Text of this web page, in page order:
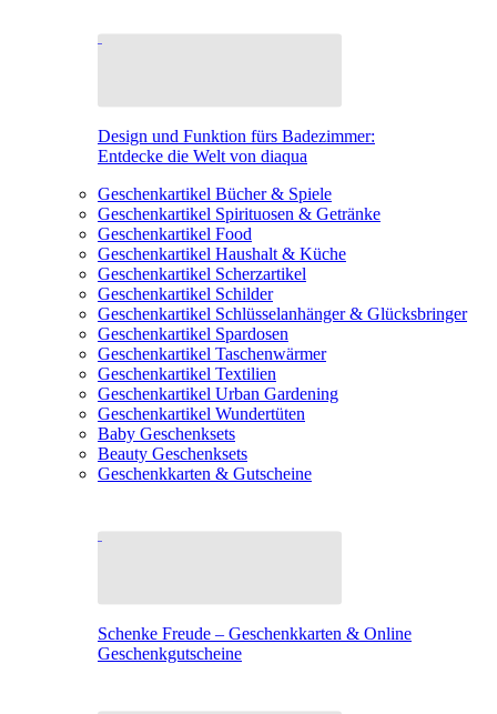
Design und Funktion fürs Badezimmer:
Entdecke die Welt von diaqua
Geschenkartikel Bücher & Spiele
Geschenkartikel Spirituosen & Getränke
Geschenkartikel Food
Geschenkartikel Haushalt & Küche
Geschenkartikel Scherzartikel
Geschenkartikel Schilder
Geschenkartikel Schlüsselanhänger & Glücksbringer
Geschenkartikel Spardosen
Geschenkartikel Taschenwärmer
Geschenkartikel Textilien
Geschenkartikel Urban Gardening
Geschenkartikel Wundertüten
Baby Geschenksets
Beauty Geschenksets
Geschenkkarten & Gutscheine
Schenke Freude – Geschenkkarten & Online
Geschenkgutscheine